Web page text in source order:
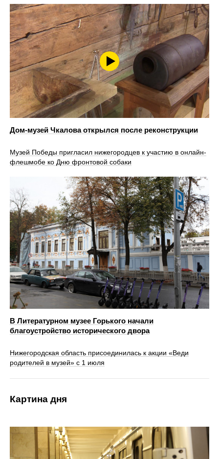
Дом-музей Чкалова открылся после реконструкции
Музей Победы пригласил нижегородцев к участию в онлайн-
флешмобе ко Дню фронтовой собаки
В Литературном музее Горького начали
благоустройство исторического двора
Нижегородская область присоединилась к акции «Веди
родителей в музей» с 1 июля
Картина дня